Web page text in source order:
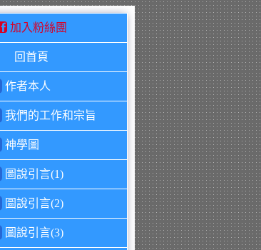
加入粉絲團
回首頁
作者本人
我們的工作和宗旨
神學圖
圖說引言(1)
圖說引言(2)
圖說引言(3)